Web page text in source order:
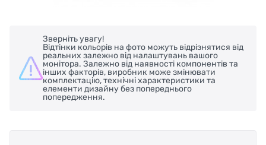
Зверніть увагу!
Відтінки кольорів на фото можуть відрізнятися від
реальних залежно від налаштувань вашого
монітора. Залежно від наявності компонентів та
інших факторів, виробник може змінювати
комплектацію, технічні характеристики та
елементи дизайну без попереднього
попередження.